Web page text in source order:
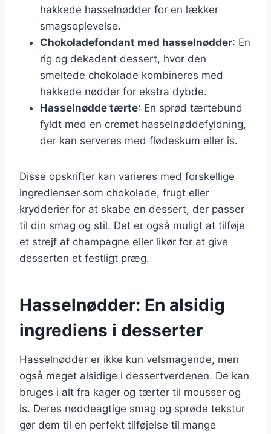
hakkede hasselnødder for en lækker
smagsoplevelse.
Chokoladefondant med hasselnødder: En
rig og dekadent dessert, hvor den
smeltede chokolade kombineres med
hakkede nødder for ekstra dybde.
Hasselnødde tærte: En sprød tærtebund
fyldt med en cremet hasselnøddefyldning,
der kan serveres med flødeskum eller is.
Disse opskrifter kan varieres med forskellige
ingredienser som chokolade, frugt eller
krydderier for at skabe en dessert, der passer
til din smag og stil. Det er også muligt at tilføje
et strejf af champagne eller likør for at give
desserten et festligt præg.
Hasselnødder: En alsidig
ingrediens i desserter
Hasselnødder er ikke kun velsmagende, men
også meget alsidige i dessertverdenen. De kan
bruges i alt fra kager og tærter til mousser og
is. Deres nøddeagtige smag og sprøde tekstur
gør dem til en perfekt tilføjelse til mange